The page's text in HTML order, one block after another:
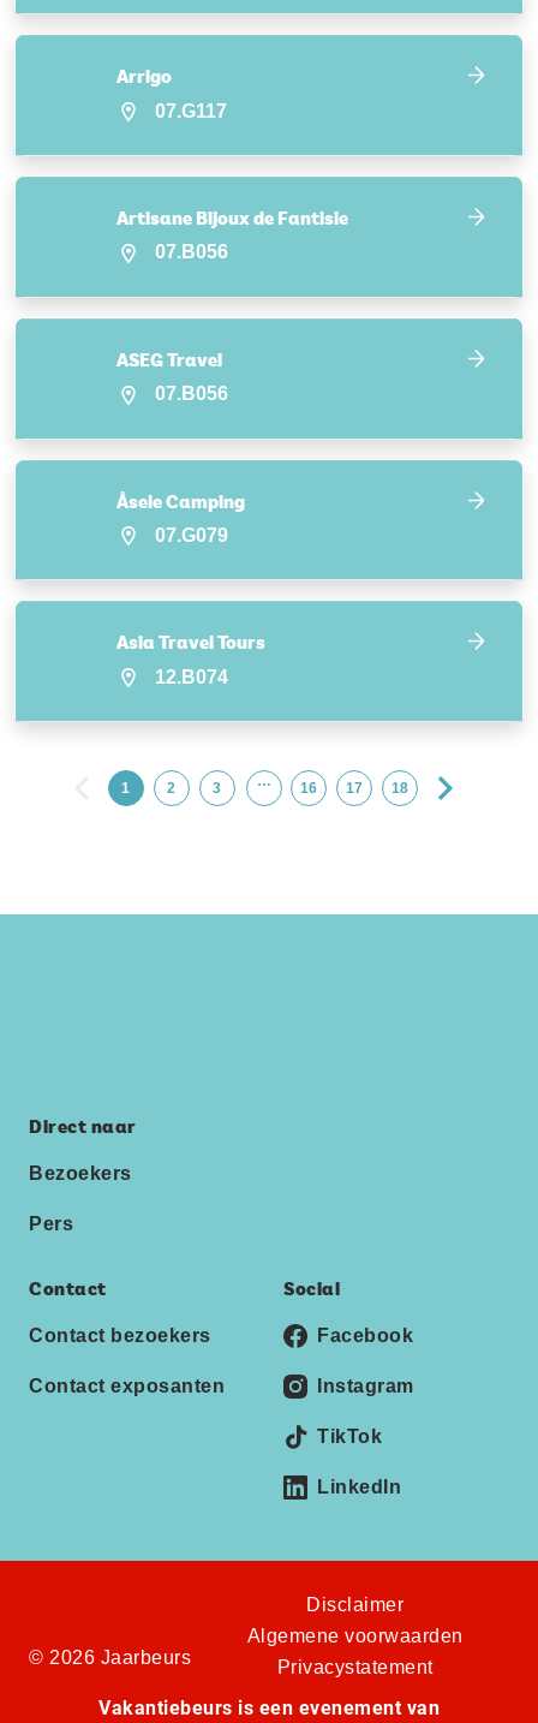
Arrigo
07.G117
Artisane Bijoux de Fantisie
07.B056
ASEG Travel
07.B056
Åsele Camping
07.G079
Asia Travel Tours
12.B074
1 2 3 … 16 17 18
Direct naar
Bezoekers
Pers
Contact
Contact bezoekers
Contact exposanten
Social
Facebook
Instagram
TikTok
LinkedIn
© 2026 Jaarbeurs
Disclaimer
Algemene voorwaarden
Privacystatement
Vakantiebeurs is een evenement van